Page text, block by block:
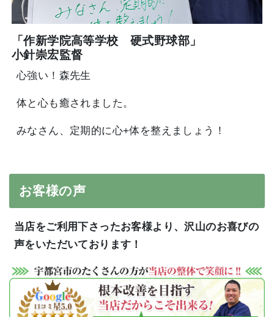
「作新学院高等学校 硬式野球部」
小針崇宏監督
心強い！森先生
体と心も癒されました。
みなさん、定期的に心+体を整えましょう！
お客様の声
当店をご利用下さったお客様より、沢山のお喜びの
声をいただいております！